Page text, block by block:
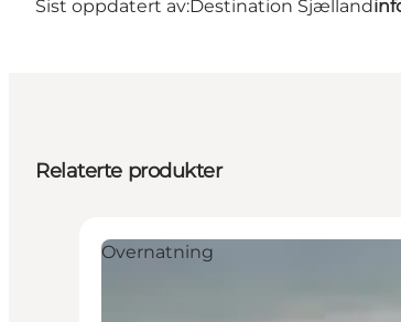
Sist oppdatert av:Destination Sjælland
Relaterte produkter
Overnatning